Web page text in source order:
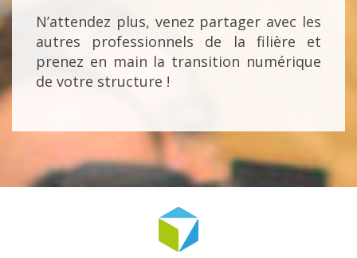
N’attendez plus, venez partager avec les
autres professionnels de la filière et
prenez en main la transition numérique
de votre structure !